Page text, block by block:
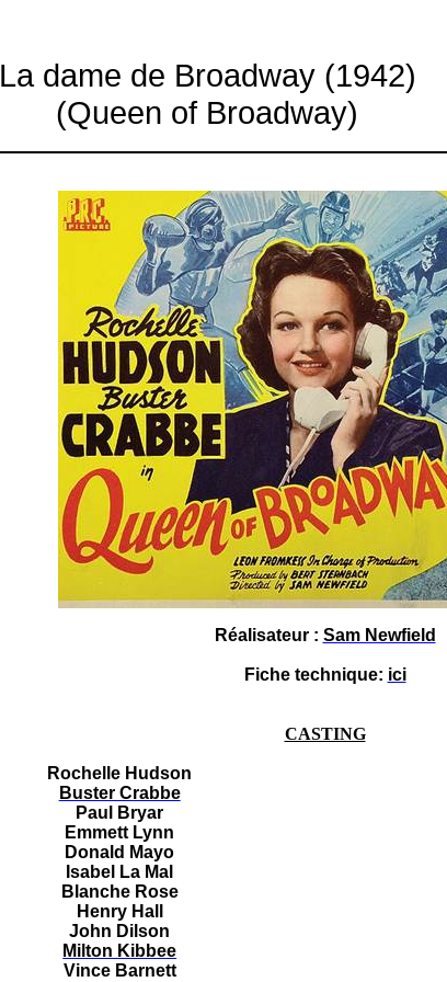
La dame de Broadway (1942)
(Queen of Broadway)
Réalisateur : Sam Newfield
Fiche technique: ici
CASTING
Rochelle Hudson
Buster Crabbe
Paul Bryar
Emmett Lynn
Donald Mayo
Isabel La Mal
Blanche Rose
Henry Hall
John Dilson
Milton Kibbee
Vince Barnett